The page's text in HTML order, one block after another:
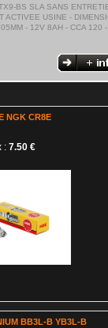
NGK CR8E
: 7.50 €
BB3L-B YB3L-B